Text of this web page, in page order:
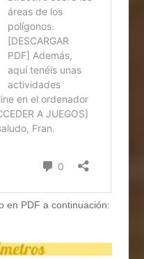
en PDF a continuación: